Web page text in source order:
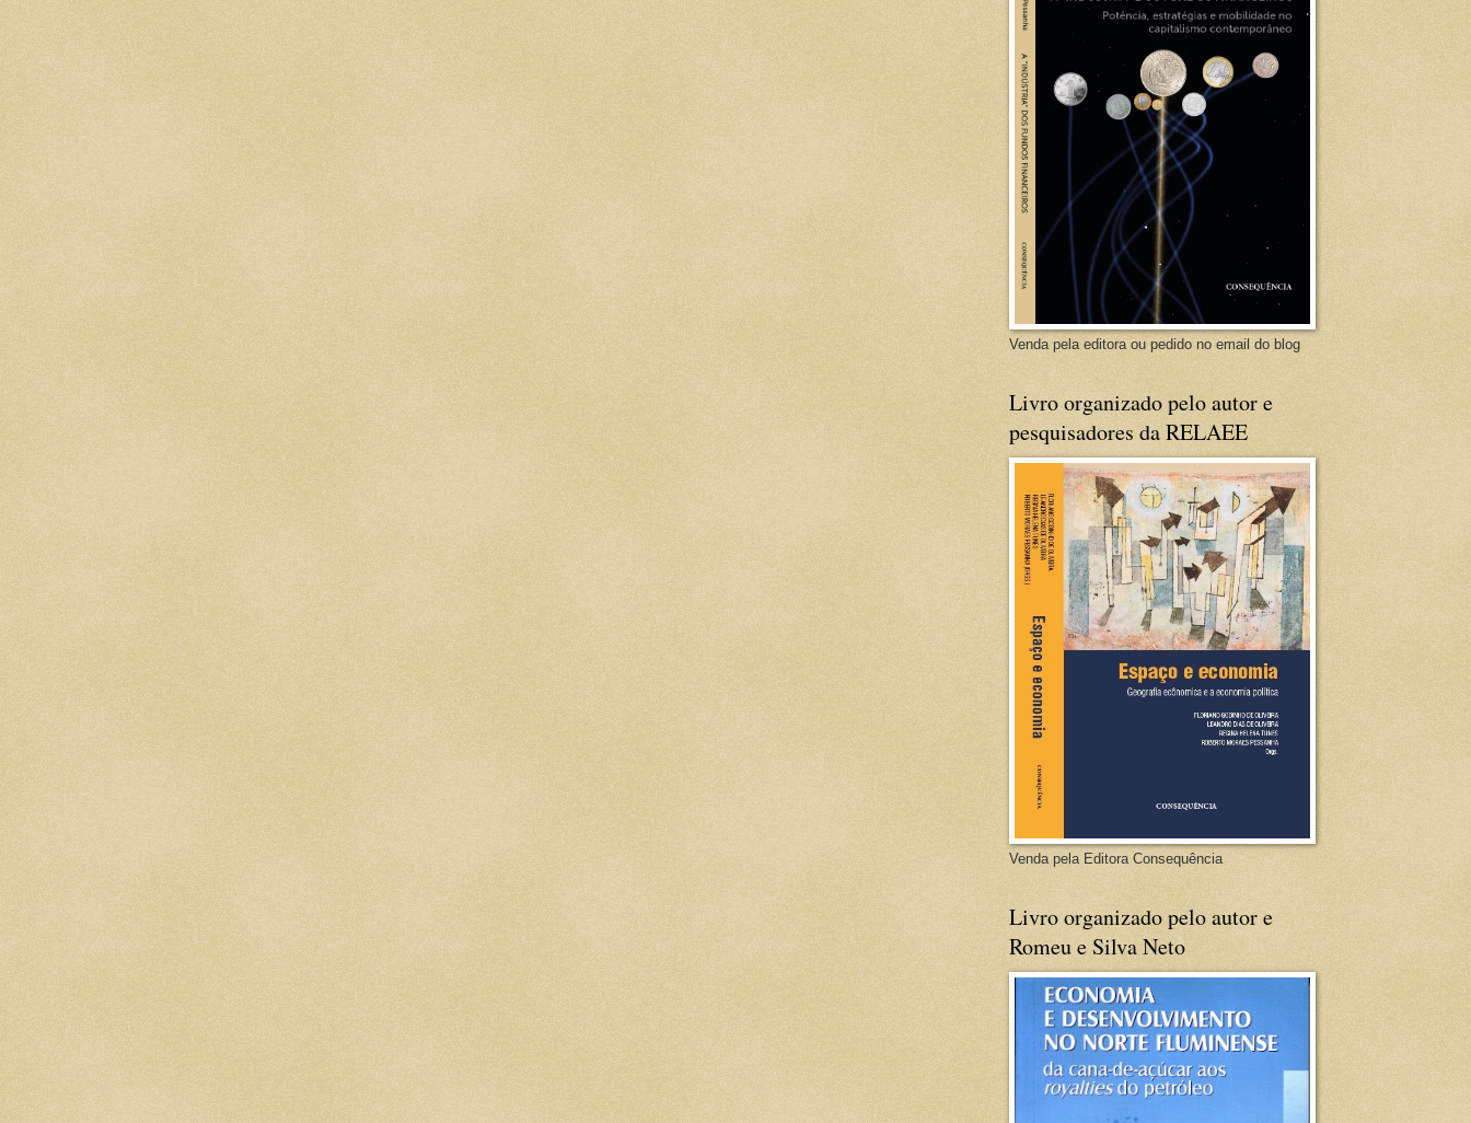
Venda pela editora ou pedido no email do blog
Livro organizado pelo autor e
pesquisadores da RELAEE
Venda pela Editora Consequência
Livro organizado pelo autor e
Romeu e Silva Neto